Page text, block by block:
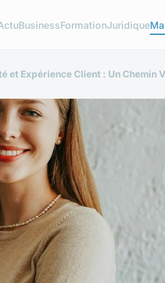
BusinessFormationJuridique
et Expérience Client : Un Chemin